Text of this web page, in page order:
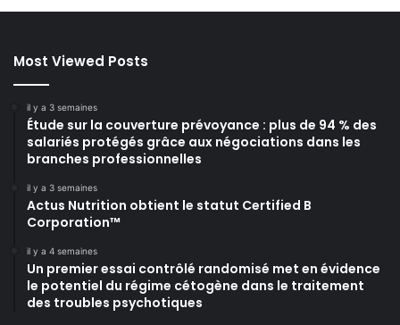
Most Viewed Posts
il y a 3 semaines
Étude sur la couverture prévoyance : plus de 94 % des
salariés protégés grâce aux négociations dans les
branches professionnelles
il y a 3 semaines
Actus Nutrition obtient le statut Certified B
Corporation™
il y a 4 semaines
Un premier essai contrôlé randomisé met en évidence
le potentiel du régime cétogène dans le traitement
des troubles psychotiques